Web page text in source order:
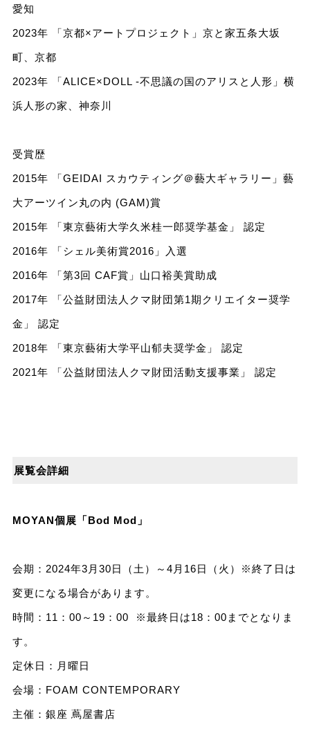
愛知
2023年 「京都×アートプロジェクト」京と家五条大坂
町、京都
2023年 「ALICE×DOLL -不思議の国のアリスと人形」横
浜人形の家、神奈川
受賞歴
2015年 「GEIDAI スカウティング＠藝大ギャラリー」藝
大アーツイン丸の内 (GAM)賞
2015年 「東京藝術大学久米桂一郎奨学基金」 認定
2016年 「シェル美術賞2016」入選
2016年 「第3回 CAF賞」山口裕美賞助成
2017年 「公益財団法人クマ財団第1期クリエイター奨学
金」 認定
2018年 「東京藝術大学平山郁夫奨学金」 認定
2021年 「公益財団法人クマ財団活動支援事業」 認定
展覧会詳細
MOYAN個展「Bod Mod」
会期：2024年3月30日（土）～4月16日（火）※終了⽇は
変更になる場合があります。
時間：11：00～19：00 ※最終日は18：00までとなりま
す。
定休日：月曜日
会場：FOAM CONTEMPORARY
主催：銀座 蔦屋書店